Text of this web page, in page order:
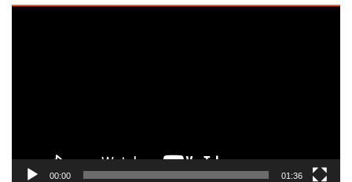
00:00 01:36